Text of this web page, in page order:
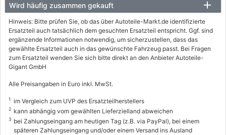
Wird häufig zusammen gekauft
Hinweis: Bitte prüfen Sie, ob das über Autoteile-Markt.de identifizierte
Ersatzteil auch tatsächlich dem gesuchten Ersatzteil entspricht. Ggf. sind
ergänzende Informationen notwendig, um sicherzustellen, dass das
gewählte Ersatzteil auch in das gewünschte Fahrzeug passt. Bei Fragen
zum Ersatzteil wenden Sie sich bitte direkt an den Anbieter Autoteile-
Gigant GmbH
Alle Preisangaben in Euro inkl. MwSt.
1 im Vergleich zum UVP des Ersatzteilherstellers
2 kann abhängig vom gewählten Lieferzielland abweichen
3 bei Zahlungseingang am heutigen Tag (z.B. via PayPal), bei einem
späteren Zahlungseingang und/oder einem Versand ins Ausland